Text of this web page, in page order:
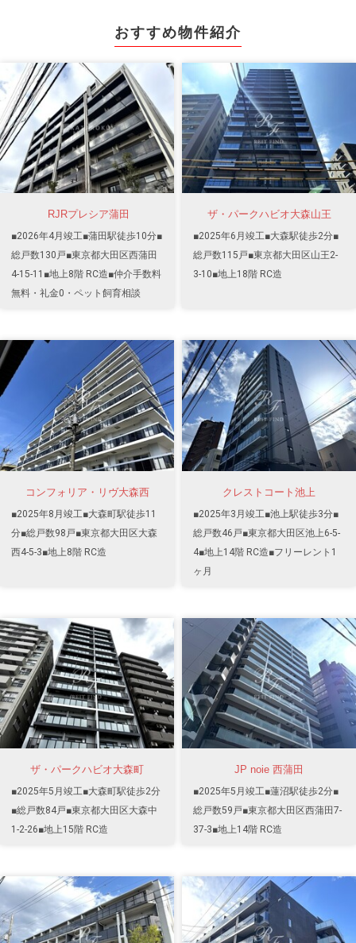
おすすめ物件紹介
RJRプレシア蒲田
■2026年4月竣工■蒲田駅徒歩10分■
総戸数130戸■東京都大田区西蒲田
4-15-11■地上8階 RC造■仲介手数料
無料・礼金0・ペット飼育相談
ザ・パークハビオ大森山王
■2025年6月竣工■大森駅徒歩2分■
総戸数115戸■東京都大田区山王2-
3-10■地上18階 RC造
コンフォリア・リヴ大森西
■2025年8月竣工■大森町駅徒歩11
分■総戸数98戸■東京都大田区大森
西4-5-3■地上8階 RC造
クレストコート池上
■2025年3月竣工■池上駅徒歩3分■
総戸数46戸■東京都大田区池上6-5-
4■地上14階 RC造■フリーレント1
ヶ月
ザ・パークハビオ大森町
■2025年5月竣工■大森町駅徒歩2分
■総戸数84戸■東京都大田区大森中
1-2-26■地上15階 RC造
JP noie 西蒲田
■2025年5月竣工■蓮沼駅徒歩2分■
総戸数59戸■東京都大田区西蒲田7-
37-3■地上14階 RC造